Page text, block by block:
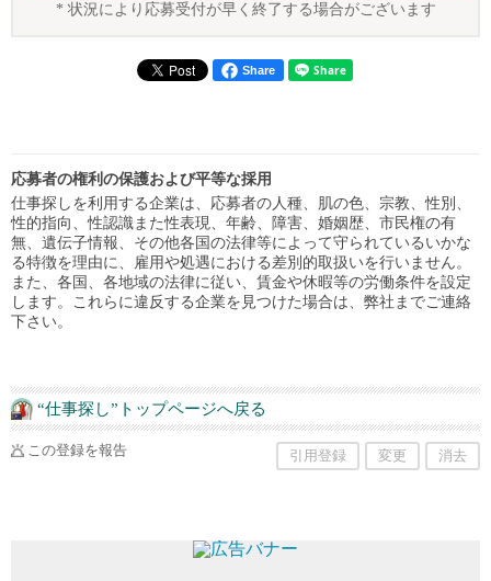
* 状況により応募受付が早く終了する場合がございます
Share
応募者の権利の保護および平等な採用
仕事探しを利用する企業は、応募者の人種、肌の色、宗教、性別、
性的指向、性認識また性表現、年齢、障害、婚姻歴、市民権の有
無、遺伝子情報、その他各国の法律等によって守られているいかな
る特徴を理由に、雇用や処遇における差別的取扱いを行いません。
また、各国、各地域の法律に従い、賃金や休暇等の労働条件を設定
します。これらに違反する企業を見つけた場合は、弊社までご連絡
下さい。
“仕事探し”トップページへ戻る
この登録を報告 引用登録 変更 消去